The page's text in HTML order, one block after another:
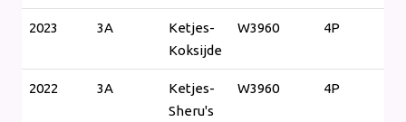
2023 3A
Ketjes-
Koksijde
W3960 4P
2022 3A
Ketjes-
Sheru's
W3960 4P